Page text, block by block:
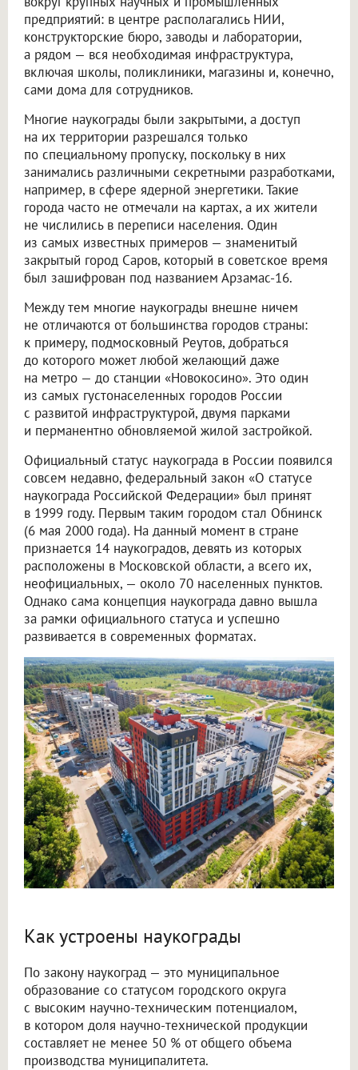
предприятий: в центре располагались НИИ,
конструкторские бюро, заводы и лаборатории,
а рядом — вся необходимая инфраструктура,
включая школы, поликлиники, магазины и, конечно,
сами дома для сотрудников.
Многие наукограды были закрытыми, а доступ
на их территории разрешался только
по специальному пропуску, поскольку в них
занимались различными секретными разработками,
например, в сфере ядерной энергетики. Такие
города часто не отмечали на картах, а их жители
не числились в переписи населения. Один
из самых известных примеров — знаменитый
закрытый город Саров, который в советское время
был зашифрован под названием Арзамас-16.
Между тем многие наукограды внешне ничем
не отличаются от большинства городов страны:
к примеру, подмосковный Реутов, добраться
до которого может любой желающий даже
на метро — до станции «Новокосино». Это один
из самых густонаселенных городов России
с развитой инфраструктурой, двумя парками
и перманентно обновляемой жилой застройкой.
Официальный статус наукограда в России появился
совсем недавно, федеральный закон «О статусе
наукограда Российской Федерации» был принят
в 1999 году. Первым таким городом стал Обнинск
(6 мая 2000 года). На данный момент в стране
признается 14 наукоградов, девять из которых
расположены в Московской области, а всего их,
неофициальных, — около 70 населенных пунктов.
Однако сама концепция наукограда давно вышла
за рамки официального статуса и успешно
развивается в современных форматах.
Как устроены наукограды
По закону наукоград — это муниципальное
образование со статусом городского округа
с высоким научно-техническим потенциалом,
в котором доля научно-технической продукции
составляет не менее 50 % от общего объема
производства муниципалитета.